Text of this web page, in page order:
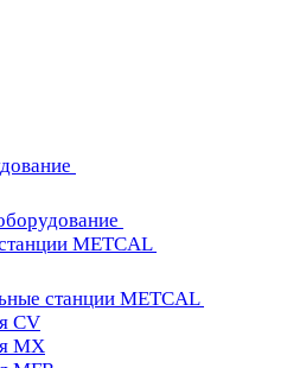
METCAL
станции METCAL
CV
MX